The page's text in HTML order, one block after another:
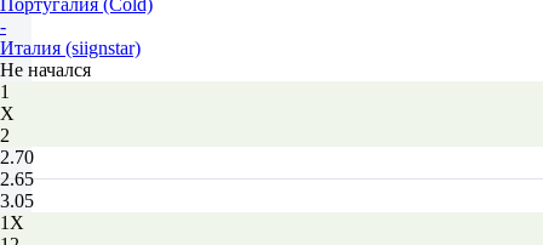
Португалия (Cold)
-
Италия (siignstar)
Не начался
1
Х
2
2.70
2.65
3.05
1X